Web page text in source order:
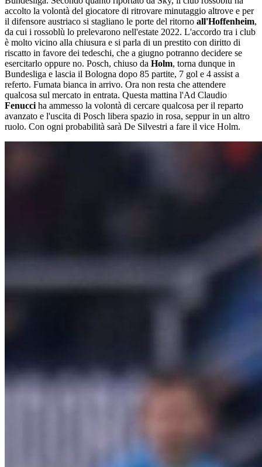
accolto la volontà del giocatore di ritrovare minutaggio altrove e per
il difensore austriaco si stagliano le porte del ritorno all'Hoffenheim,
da cui i rossoblù lo prelevarono nell'estate 2022. L'accordo tra i club
è molto vicino alla chiusura e si parla di un prestito con diritto di
riscatto in favore dei tedeschi, che a giugno potranno decidere se
esercitarlo oppure no. Posch, chiuso da Holm, torna dunque in
Bundesliga e lascia il Bologna dopo 85 partite, 7 gol e 4 assist a
referto. Fumata bianca in arrivo. Ora non resta che attendere
qualcosa sul mercato in entrata. Questa mattina l'Ad Claudio
Fenucci ha ammesso la volontà di cercare qualcosa per il reparto
avanzato e l'uscita di Posch libera spazio in rosa, seppur in un altro
ruolo. Con ogni probabilità sarà De Silvestri a fare il vice Holm.